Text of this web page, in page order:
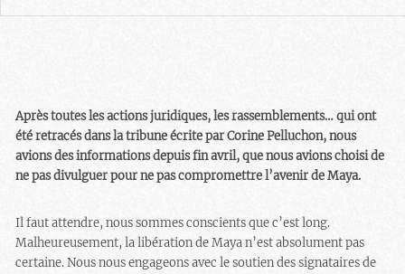
Après toutes les actions juridiques, les rassemblements… qui ont
été retracés dans la tribune écrite par Corine Pelluchon​, nous
avions des informations depuis fin avril, que nous avions choisi de
ne pas divulguer pour ne pas compromettre l’avenir de Maya.
Il faut attendre, nous sommes conscients que c’est long.
Malheureusement, la libération de Maya n’est absolument pas
certaine. Nous nous engageons avec le soutien des signataires de